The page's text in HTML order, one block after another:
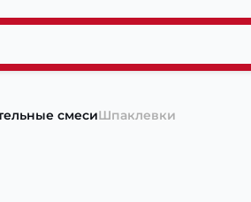
смесиШпаклевки